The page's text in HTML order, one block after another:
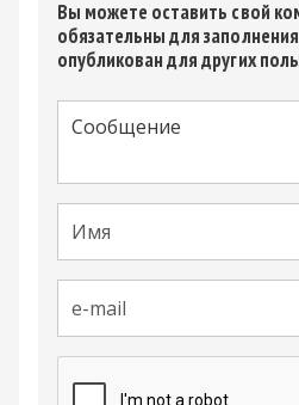
Вы можете оставить свой
обязательны для
опубликован для других